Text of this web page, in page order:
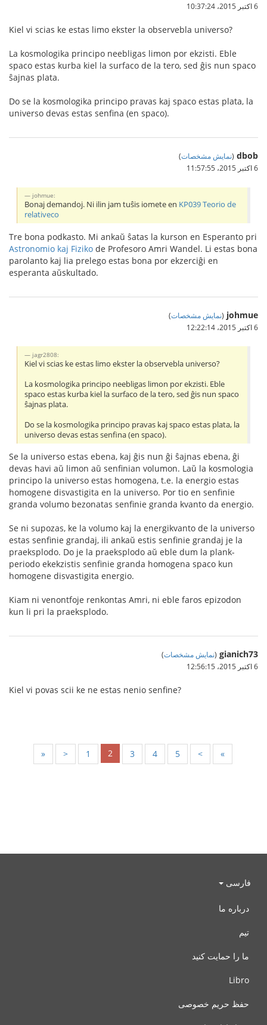
6 اکتبر 2015،‏ 10:37:24
Kiel vi scias ke estas limo ekster la observebla universo?
La kosmologika principo neebligas limon por ekzisti. Eble
spaco estas kurba kiel la surfaco de la tero, sed ĝis nun spaco
ŝajnas plata.
Do se la kosmologika principo pravas kaj spaco estas plata, la
universo devas estas senfina (en spaco).
dbob
(نمایش مشخصات)
6 اکتبر 2015،‏ 11:57:55
johmue:
Bonaj demandoj. Ni ilin jam tuŝis iomete en KP039 Teorio de
relativeco
Tre bona podkasto. Mi ankaŭ ŝatas la kurson en Esperanto pri
Astronomio kaj Fiziko de Profesoro Amri Wandel. Li estas bona
parolanto kaj lia prelego estas bona por ekzerciĝi en
esperanta aŭskultado.
johmue
(نمایش مشخصات)
6 اکتبر 2015،‏ 12:22:14
jagr2808:
Kiel vi scias ke estas limo ekster la observebla universo?
La kosmologika principo neebligas limon por ekzisti. Eble
spaco estas kurba kiel la surfaco de la tero, sed ĝis nun spaco
ŝajnas plata.
Do se la kosmologika principo pravas kaj spaco estas plata, la
universo devas estas senfina (en spaco).
Se la universo estas ebena, kaj ĝis nun ĝi ŝajnas ebena, ĝi
devas havi aŭ limon aŭ senfinian volumon. Laŭ la kosmologia
principo la universo estas homogena, t.e. la energio estas
homogene disvastigita en la universo. Por tio en senfinie
granda volumo bezonatas senfinie granda kvanto da energio.
Se ni supozas, ke la volumo kaj la energikvanto de la universo
estas senfinie grandaj, ili ankaŭ estis senfinie grandaj je la
praeksplodo. Do je la praeksplodo aŭ eble dum la plank-
periodo ekekzistis senfinie granda homogena spaco kun
homogene disvastigita energio.
Kiam ni venontfoje renkontas Amri, ni eble faros epizodon
kun li pri la praeksplodo.
gianich73
(نمایش مشخصات)
6 اکتبر 2015،‏ 12:56:15
Kiel vi povas scii ke ne estas nenio senfine?
« < 1 2 3 4 5 > »
فارسی
درباره ما
تیم
ما را حمایت کنید
Libro
حفظ حریم خصوصی